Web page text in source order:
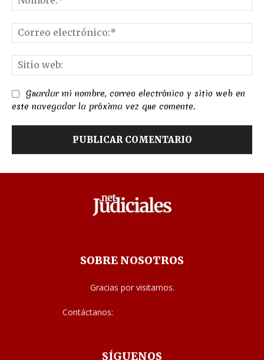
Guardar mi nombre, correo electrónico y sitio web en
este navegador la próxima vez que comente.
SOBRE NOSOTROS
Gracias por visitarnos.
Contáctanos:
SÍGUENOS